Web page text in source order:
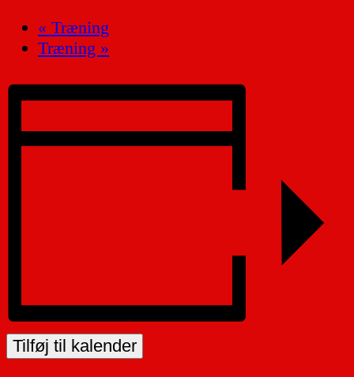
« Træning
Træning »
Tilføj til kalender